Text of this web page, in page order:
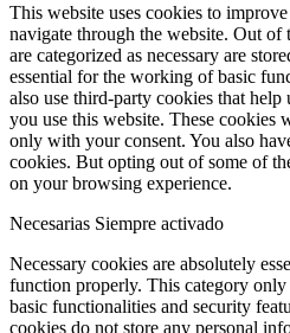
This website uses cookies to
navigate through the website. Out of
are categorized as necessary are
essential for the working of basic
also use third-party cookies that help
you use this website. These cookies
only with your consent. You also
cookies. But opting out of some of
on your browsing experience.
Necesarias Siempre activado
Necessary cookies are absolutely
function properly. This category only
basic functionalities and security
cookies do not store any personal